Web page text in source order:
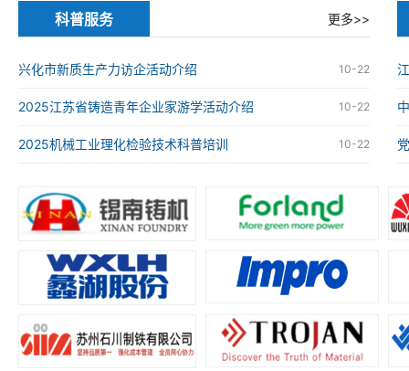
科普服务 更多>>
10-22
兴化市新质生产力访企活动介绍
10-22
2025江苏省铸造青年企业家游学活动介绍
10-22
2025机械工业理化检验技术科普培训